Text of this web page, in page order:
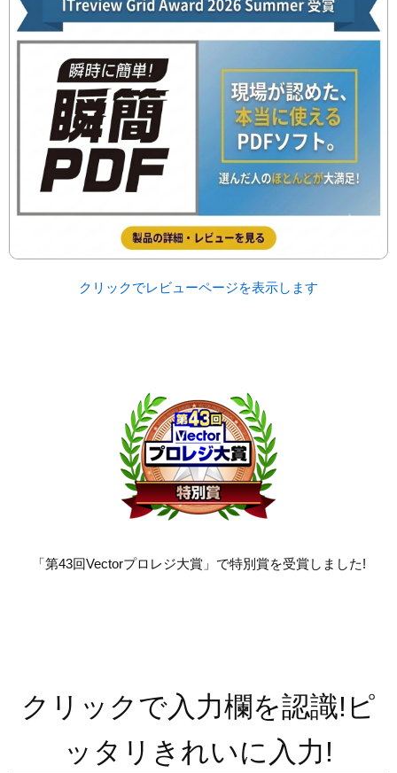
クリックでレビューページを表示します
「第43回Vectorプロレジ大賞」で特別賞を受賞しました!
クリックで入力欄を認識!ピ
ッタリきれいに入力!